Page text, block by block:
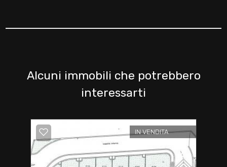
Alcuni immobili che potrebbero
interessarti
IN VENDITA